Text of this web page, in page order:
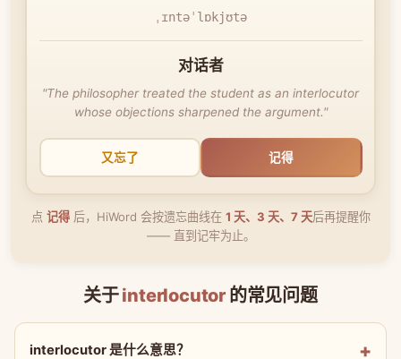
ˌɪntəˈlɒkjʊtə
对话者
"The philosopher treated the student as an interlocutor
whose objections sharpened the argument."
又忘了 记得
点 记得后，HiWord 会按遗忘曲线在 1 天、3 天、7 天后再提醒你
—— 直到记牢为止。
关于interlocutor 的常见问题
interlocutor 是什么意思？